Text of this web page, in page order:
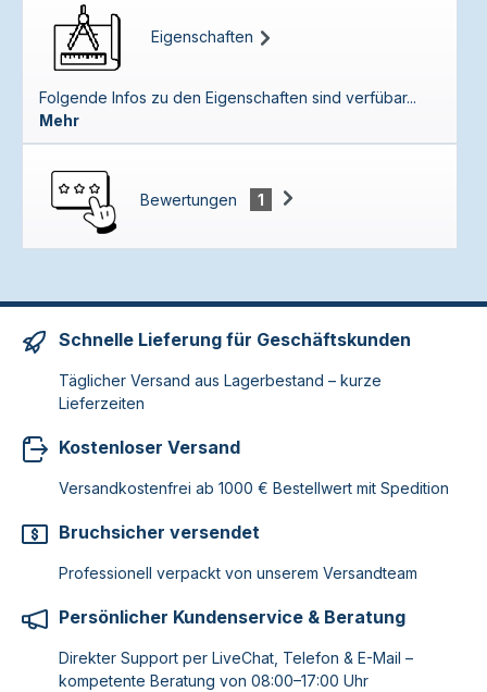
Eigenschaften
Folgende Infos zu den Eigenschaften sind verfübar...
Mehr
Bewertungen 1
Schnelle Lieferung für Geschäftskunden
Täglicher Versand aus Lagerbestand – kurze
Lieferzeiten
Kostenloser Versand
Versandkostenfrei ab 1000 € Bestellwert mit Spedition
Bruchsicher versendet
Professionell verpackt von unserem Versandteam
Persönlicher Kundenservice & Beratung
Direkter Support per LiveChat, Telefon & E-Mail –
kompetente Beratung von 08:00–17:00 Uhr